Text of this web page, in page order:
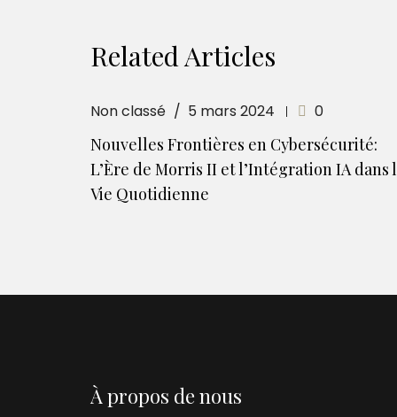
Related Articles
Non classé 5 mars 2024 0
Nouvelles Frontières en Cybersécurité:
L’Ère de Morris II et l’Intégration IA dans
Vie Quotidienne
À propos de nous